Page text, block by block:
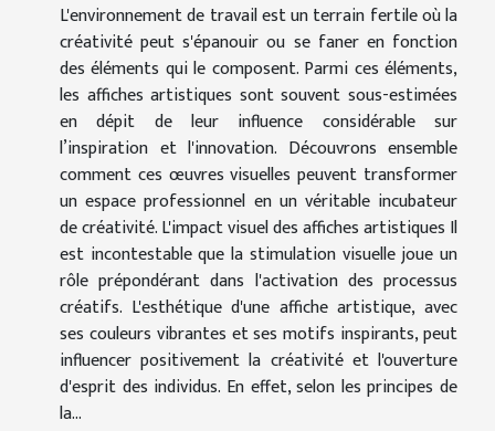
L'environnement de travail est un terrain fertile où la
créativité peut s'épanouir ou se faner en fonction
des éléments qui le composent. Parmi ces éléments,
les affiches artistiques sont souvent sous-estimées
en dépit de leur influence considérable sur
l’inspiration et l'innovation. Découvrons ensemble
comment ces œuvres visuelles peuvent transformer
un espace professionnel en un véritable incubateur
de créativité. L'impact visuel des affiches artistiques Il
est incontestable que la stimulation visuelle joue un
rôle prépondérant dans l'activation des processus
créatifs. L'esthétique d'une affiche artistique, avec
ses couleurs vibrantes et ses motifs inspirants, peut
influencer positivement la créativité et l'ouverture
d'esprit des individus. En effet, selon les principes de
la...